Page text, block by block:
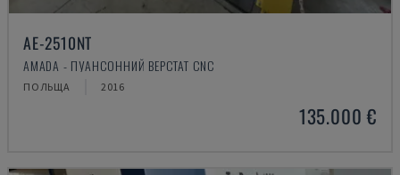
AE-2510NT
AMADA - ПУАНСОННИЙ ВЕРСТАТ CNC
ПОЛЬЩА 2016
135.000 €